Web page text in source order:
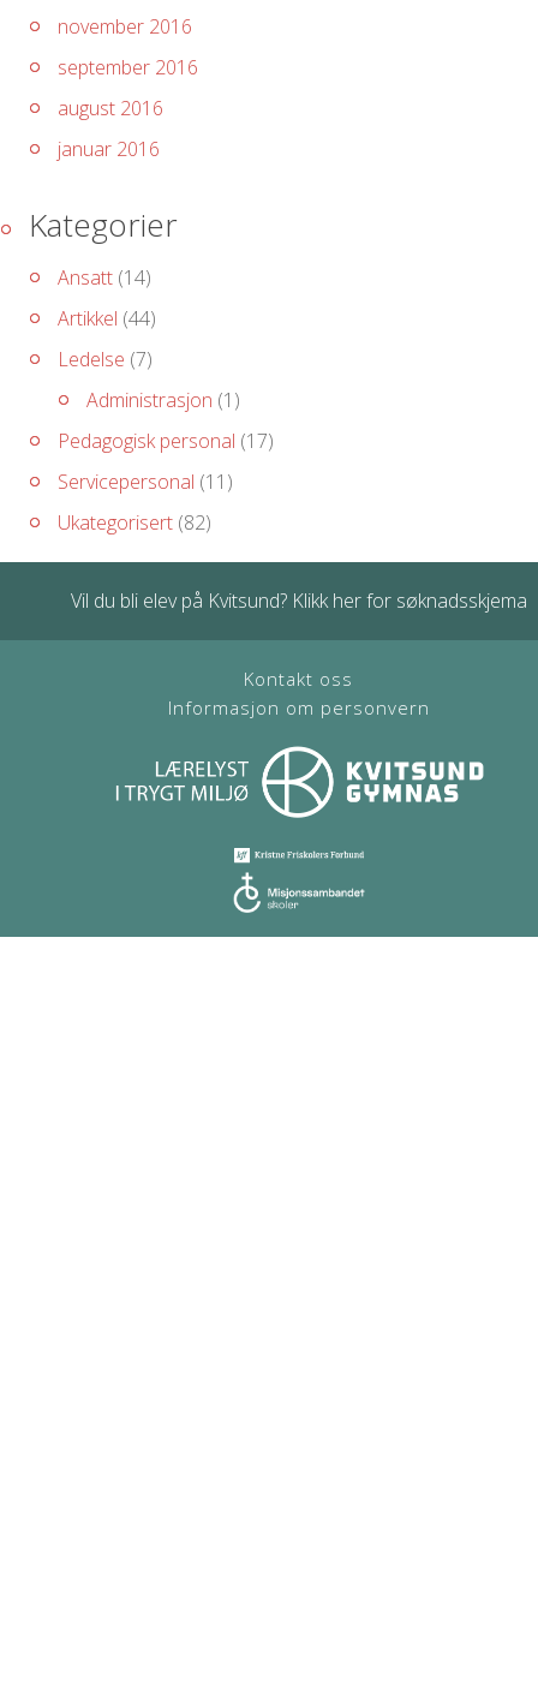
november 2016
september 2016
august 2016
januar 2016
Kategorier
Ansatt (14)
Artikkel (44)
Ledelse (7)
Administrasjon (1)
Pedagogisk personal (17)
Servicepersonal (11)
Ukategorisert (82)
Vil du bli elev på Kvitsund? Klikk her for søknadsskjema
Kontakt oss
Informasjon om personvern